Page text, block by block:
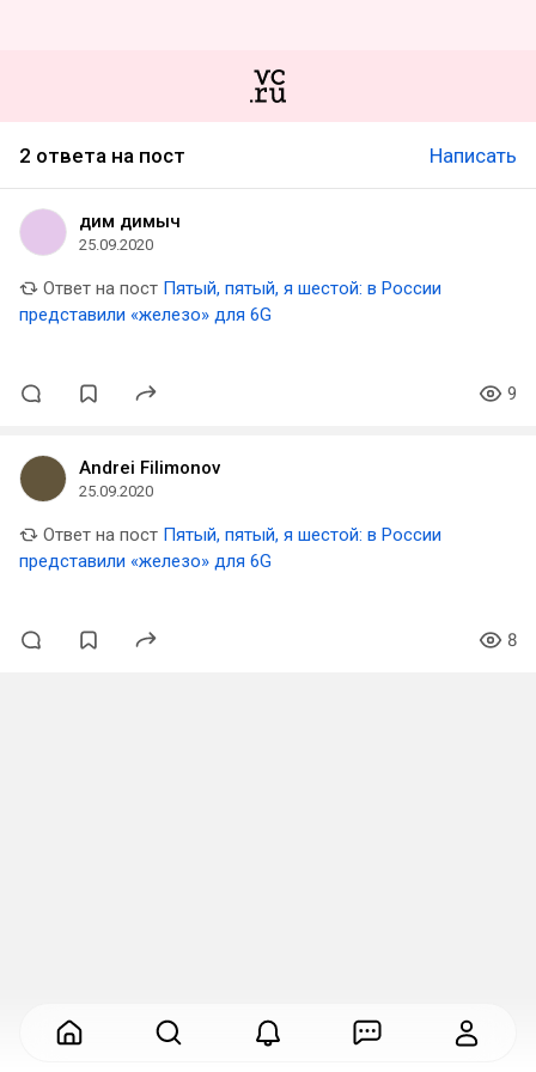
2 ответа на пост Написать
дим димыч
25.09.2020
Ответ на пост Пятый, пятый, я шестой: в России
представили «железо» для 6G
9
Andrei Filimonov
25.09.2020
Ответ на пост Пятый, пятый, я шестой: в России
представили «железо» для 6G
8